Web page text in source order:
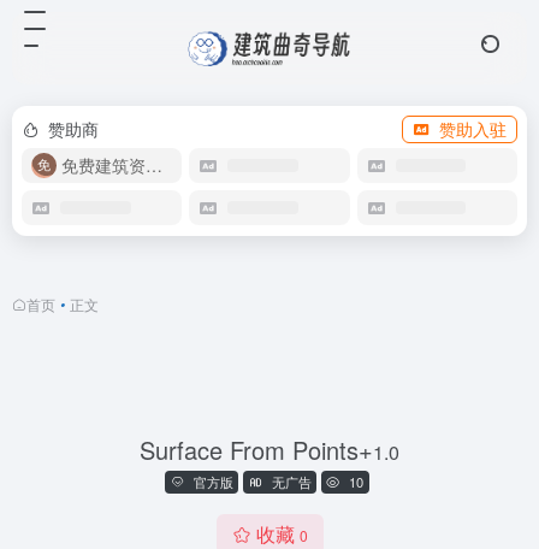
赞助商
赞助入驻
免费建筑资源库
首页 • 正文
Surface From Points+1.0
官方版 无广告 10
收藏 0